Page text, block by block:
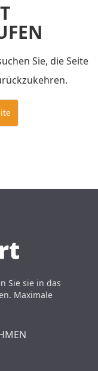
Sie, die Seite
Sie sie in das
Maximale